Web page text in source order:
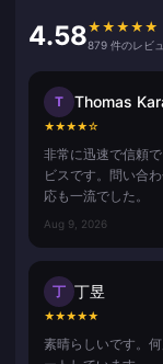
4.58★ ★ ★ ★ ★
879 件のレビ
T
★★★★☆
非常に迅速で信頼
ビスです。問い合
応も一流でした。
Aug 9, 2026
丁 丁昱
★★★★★
素晴らしいです。